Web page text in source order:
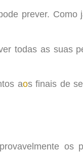
prever.
todas as suas
aos finais de
os